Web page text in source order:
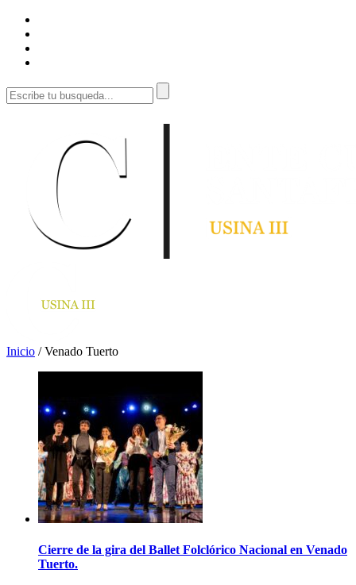
Inicio /Venado Tuerto
Cierre de la gira del Ballet Folclórico Nacional en Venado
Tuerto.